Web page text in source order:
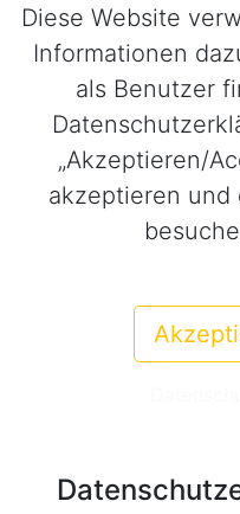
Diese Website
Informationen
als Benutzer
„Akzeptieren/
akzeptieren und